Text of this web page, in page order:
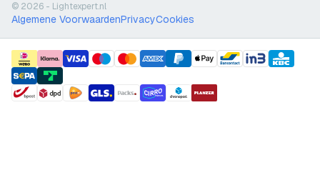
© 2026 - Lightexpert.nl
Algemene VoorwaardenPrivacyCookies
payment methods
shipment methods